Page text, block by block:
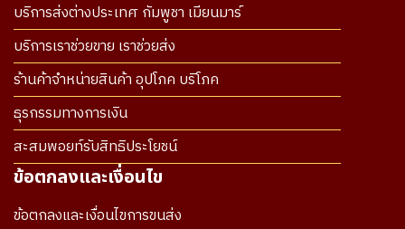
บริการส่งต่างประเทศ กัมพูชา เมียนมาร์
บริการเราช่วยขาย เราช่วยส่ง
ร้านค้าจำหน่ายสินค้า อุปโภค บริโภค
ธุรกรรมทางการเงิน
สะสมพอยท์รับสิทธิประโยชน์
ข้อตกลงและเงื่อนไข
ข้อตกลงและเงื่อนไขการขนส่ง